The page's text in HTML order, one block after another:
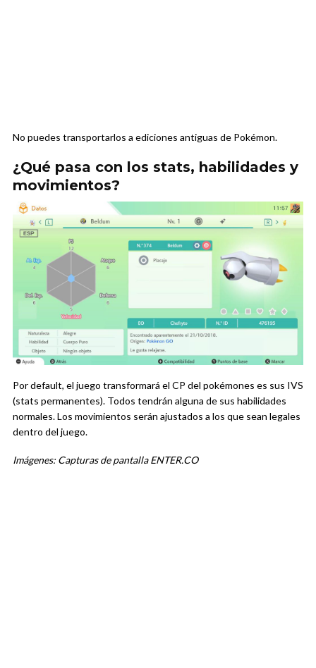
No puedes transportarlos a ediciones antiguas de Pokémon.
¿Qué pasa con los stats, habilidades y
movimientos?
Por default, el juego transformará el CP del pokémones es sus IVS
(stats permanentes). Todos tendrán alguna de sus habilidades
normales. Los movimientos serán ajustados a los que sean legales
dentro del juego.
Imágenes: Capturas de pantalla ENTER.CO